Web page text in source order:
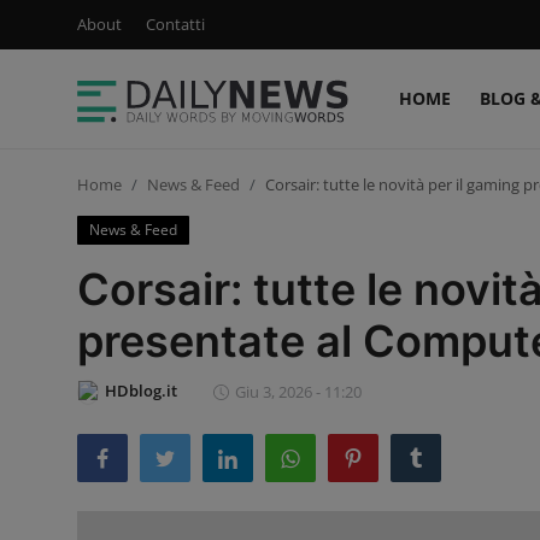
About Contatti
HOME BLOG
Podcast & Video
Sconti & Offerte
Ultimi Post
Home News & Feed Corsair: tutte le novità per il gaming
News & Feed
Corsair: tutte le
presentate al
HDblog.it Giu 3, 2026 - 11:20